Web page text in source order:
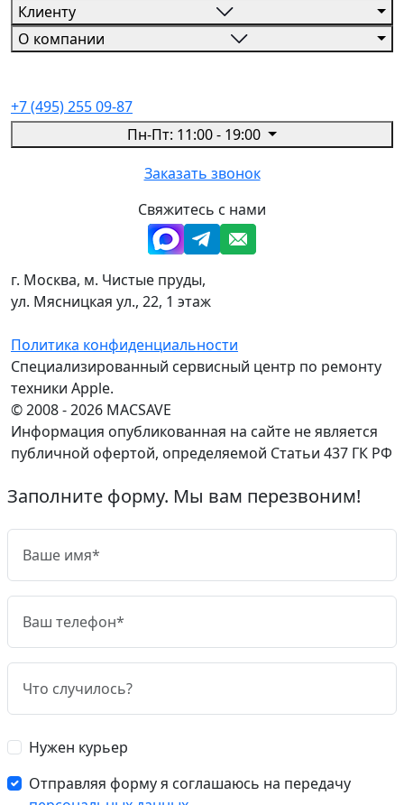
Клиенту
О компании
+7 (495) 255 09-87
Пн-Пт: 11:00 - 19:00
Заказать звонок
Свяжитесь с нами
г. Москва, м. Чистые пруды,
ул. Мясницкая ул., 22, 1 этаж
Политика конфиденциальности
Специализированный сервисный центр по ремонту
техники Apple.
© 2008 - 2026 MACSAVE
Информация опубликованная на сайте не является
публичной офертой, определяемой Статьи 437 ГК РФ
Заполните форму. Мы вам перезвоним!
Нужен курьер
Отправляя форму я соглашаюсь на передачу